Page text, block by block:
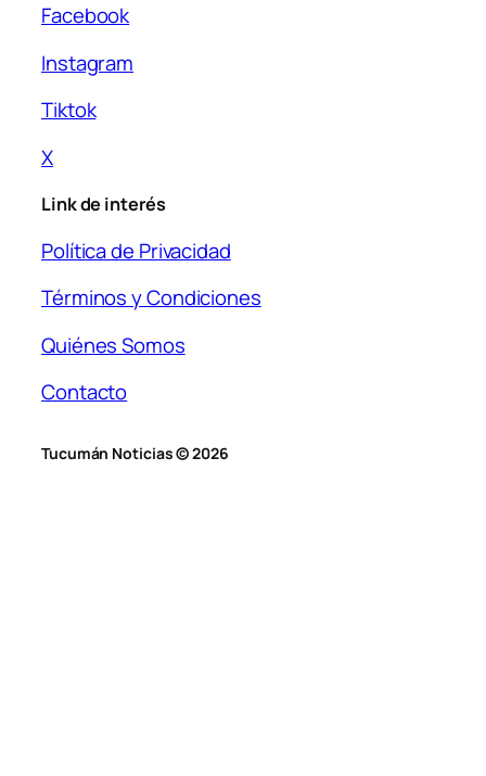
Facebook
Instagram
Tiktok
X
Link de interés
Política de Privacidad
Términos y Condiciones
Quiénes Somos
Contacto
Tucumán Noticias © 2026